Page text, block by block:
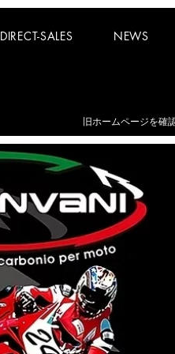
DIRECT-SALES NEWS
旧ホームページを確